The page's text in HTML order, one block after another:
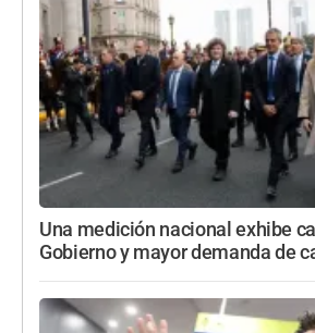
Una medición nacional exhibe
Gobierno y mayor demanda de